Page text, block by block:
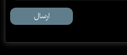
ارسال